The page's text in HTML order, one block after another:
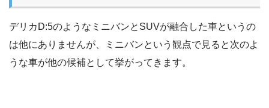
デリカD:5のようなミニバンとSUVが融合した車というの
は他にありませんが、ミニバンという観点で見ると次のよ
うな車が他の候補として挙がってきます。